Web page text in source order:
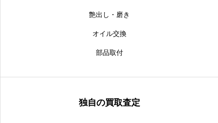
艶出し・磨き
オイル交換
部品取付
独自の買取査定